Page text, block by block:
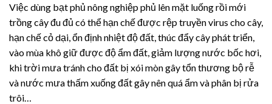
Việc dùng bạt phủ nông nghiệp phủ lên mặt luống rồi mới
trồng cây đu đủ có thể hạn chế được rệp truyền virus cho cây,
hạn chế cỏ dại, ổn định nhiệt độ đất, thúc đẩy cây phát triển,
vào mùa khô giữ được độ ẩm đất, giảm lượng nước bốc hơi,
khi trời mưa tránh cho đất bị xói mòn gây tổn thương bộ rễ
và nước mưa thấm xuống đất gây nên quá ẩm và phân bị rửa
trôi…